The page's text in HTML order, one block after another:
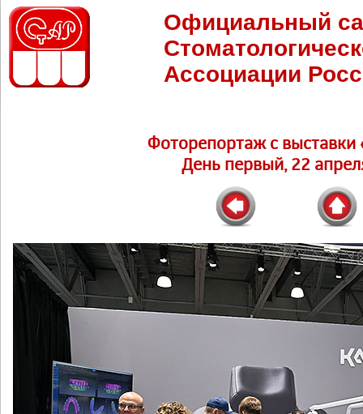
Официальный
Ассоциации
Фоторепортаж c выставки
День первый, 22